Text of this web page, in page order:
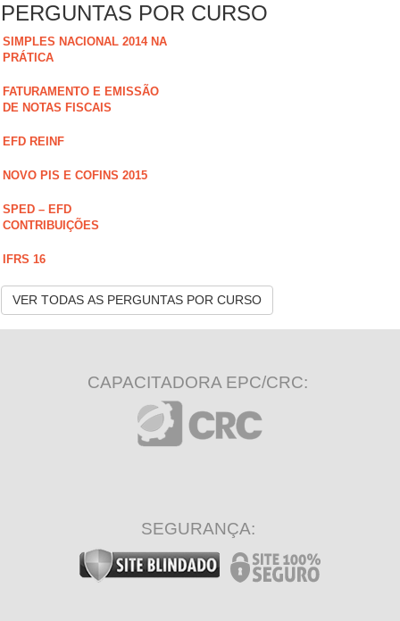
PERGUNTAS POR CURSO
SIMPLES NACIONAL 2014 NA
PRÁTICA
FATURAMENTO E EMISSÃO
DE NOTAS FISCAIS
EFD REINF
NOVO PIS E COFINS 2015
SPED – EFD
CONTRIBUIÇÕES
IFRS 16
VER TODAS AS PERGUNTAS POR CURSO
CAPACITADORA EPC/CRC:
SEGURANÇA: